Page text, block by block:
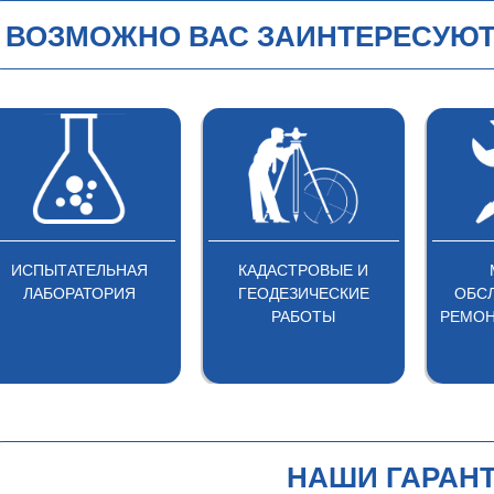
ВОЗМОЖНО ВАС
КАДАСТРОВЫЕ И
ГЕОДЕЗИЧЕСКИЕ
МОНТАЖ,
ОБСЛУЖИВАНИЕ И
РЕМОНТ СИСТЕМЫ ПБ
НАШИ